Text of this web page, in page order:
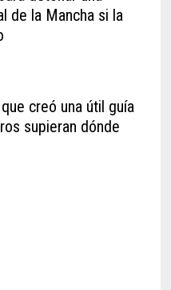
de la Mancha si la
creó una útil guía
supieran dónde